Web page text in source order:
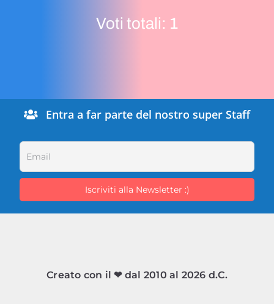
Voti totali: 1
Entra a far parte del nostro super Staff
Creato con il ❤ dal 2010 al 2026 d.C.